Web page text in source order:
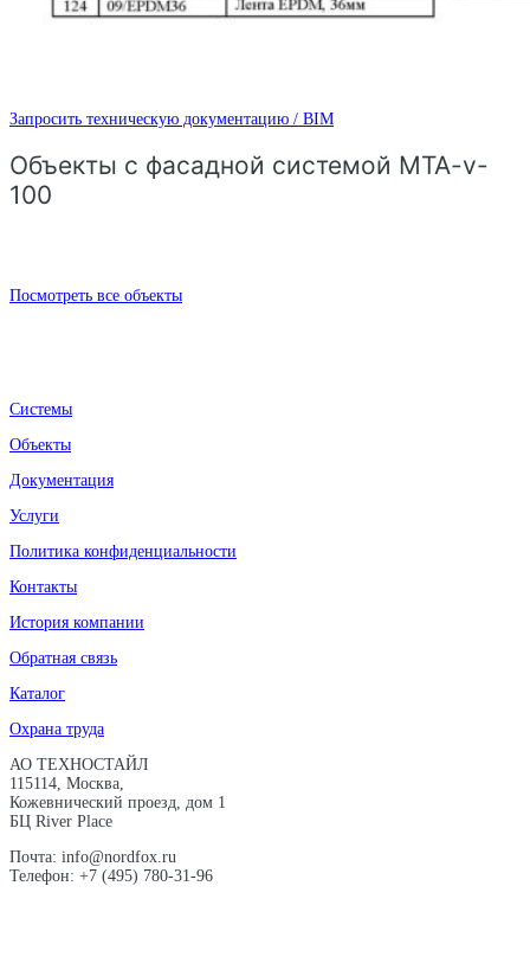
Запросить техническую документацию / BIM
Объекты с фасадной системой MTA-v-
100
Посмотреть все объекты
Системы
Объекты
Документация
Услуги
Политика конфиденциальности
Контакты
История компании
Обратная связь
Каталог
Охрана труда
АО ТЕХНОСТАЙЛ
115114, Москва,
Кожевнический проезд, дом 1
БЦ River Place
Почта: info@nordfox.ru
Телефон: +7 (495) 780-31-96